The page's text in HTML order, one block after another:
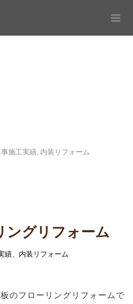
事施工実績, 内装リフォーム
ングリフォーム
績、 内装リフォーム
のフローリングリフォームで